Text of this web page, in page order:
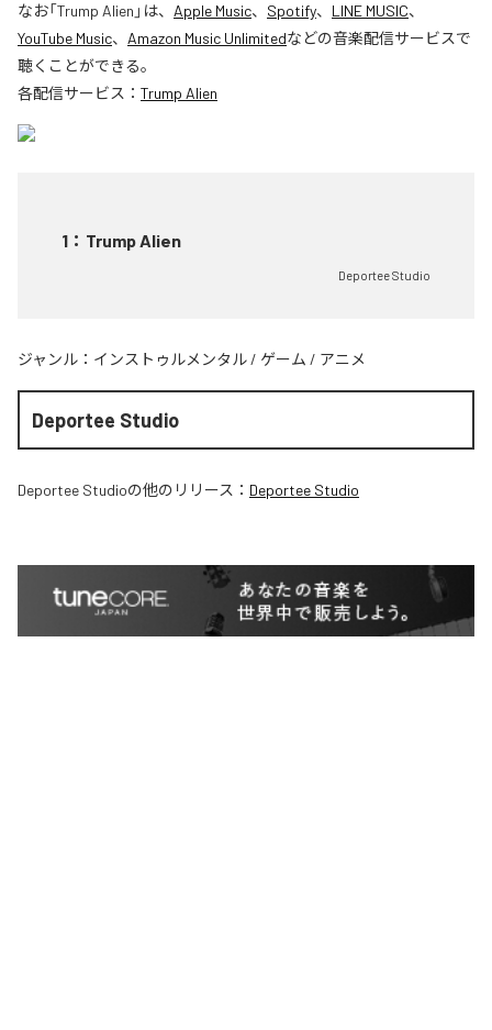
なお「Trump Alien 」は、 Apple Music、 Spotify、 LINE MUSIC、
YouTube Music、 Amazon Music Unlimitedなどの音楽配信サービスで
聴くことができる。
各配信サービス： Trump Alien
1 ： Trump Alien
Deportee Studio
ジャンル： インストゥルメンタル / ゲーム / アニメ
Deportee Studio
Deportee Studioの他のリリース： Deportee Studio